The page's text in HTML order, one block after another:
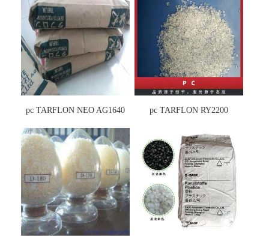
pc TARFLON NEO AG1640 pc TARFLON RY2200